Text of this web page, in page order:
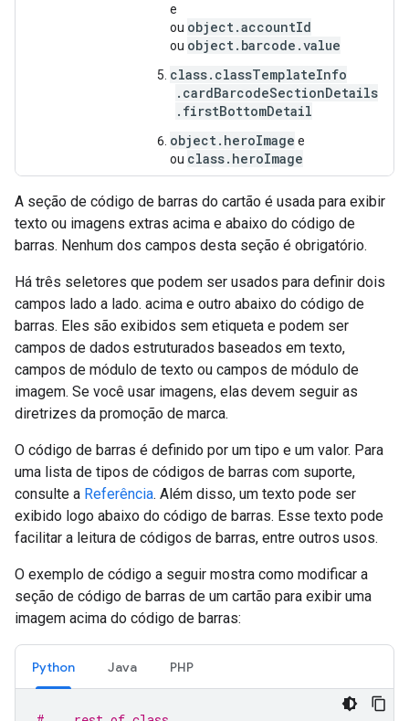
e
ou object.accountId
ou object.barcode.value
class.classTemplateInfo
.cardBarcodeSectionDetails
.firstBottomDetail
object.heroImage e
ou class.heroImage
A seção de código de barras do cartão é usada para exibir
texto ou imagens extras acima e abaixo do código de
barras. Nenhum dos campos desta seção é obrigatório.
Há três seletores que podem ser usados para definir dois
campos lado a lado. acima e outro abaixo do código de
barras. Eles são exibidos sem etiqueta e podem ser
campos de dados estruturados baseados em texto,
campos de módulo de texto ou campos de módulo de
imagem. Se você usar imagens, elas devem seguir as
diretrizes da promoção de marca.
O código de barras é definido por um tipo e um valor. Para
uma lista de tipos de códigos de barras com suporte,
consulte a Referência. Além disso, um texto pode ser
exibido logo abaixo do código de barras. Esse texto pode
facilitar a leitura de códigos de barras, entre outros usos.
O exemplo de código a seguir mostra como modificar a
seção de código de barras de um cartão para exibir uma
imagem acima do código de barras:
Python Java PHP